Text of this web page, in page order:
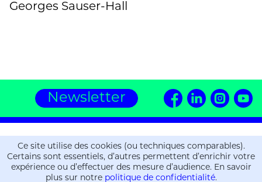
Georges Sauser-Hall
Newsletter
Editions ZOE
16, chemin de la Gravière
CH-1225 Chêne-Bourg
Ce site utilise des cookies (ou techniques comparables).
Certains sont essentiels, d’autres permettent d’enrichir votre
expérience ou d’effectuer des mesure d’audience. En savoir
plus sur notre politique de confidentialité.